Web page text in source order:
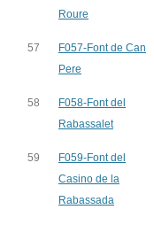
Roure
57
F057-Font de Can
Pere
58
F058-Font del
Rabassalet
59
F059-Font del
Casino de la
Rabassada